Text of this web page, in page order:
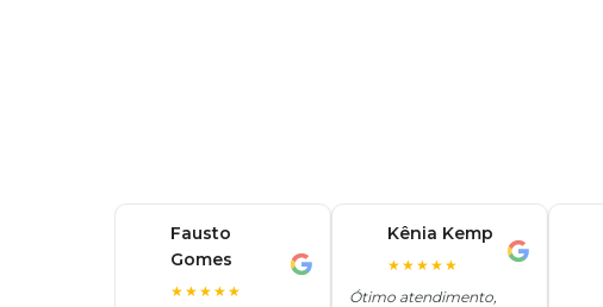
Fausto
Gomes
★★★★★
Kênia Kemp
★★★★★
Ótimo atendimento,